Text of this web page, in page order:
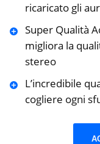
ricaricato gli
Super Qualità
migliora la
stereo
L’incredibile
cogliere ogni